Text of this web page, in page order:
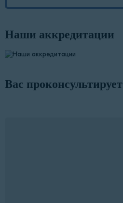
Наши аккредитации
Вас проконсультирует